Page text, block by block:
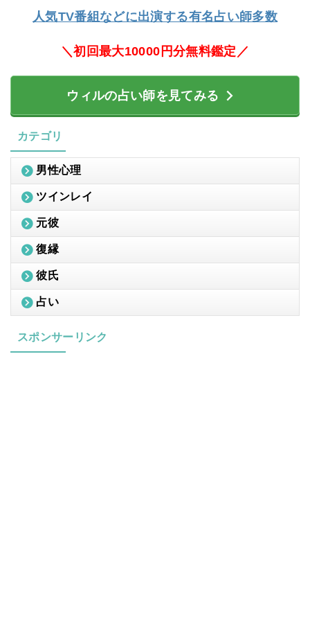
人気TV番組などに出演する有名占い師多数
＼初回最大10000円分無料鑑定／
ウィルの占い師を見てみる
カテゴリ
男性心理
ツインレイ
元彼
復縁
彼氏
占い
スポンサーリンク